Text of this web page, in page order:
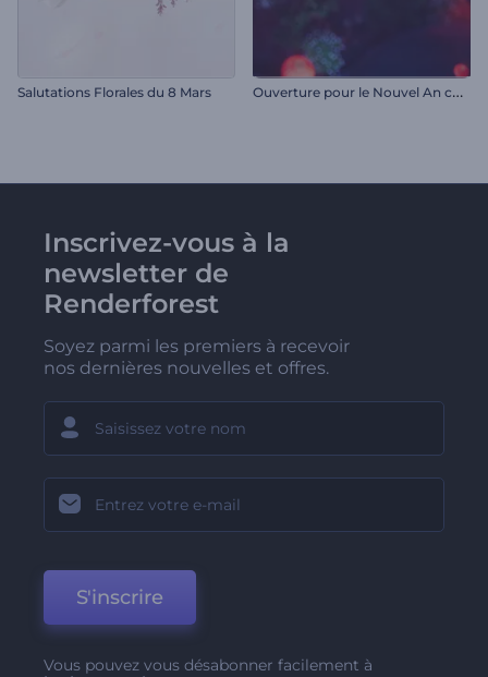
Salutations Florales du 8 Mars O
uverture pour le Nouvel An chinois
Inscrivez-vous à la
newsletter de
Renderforest
Soyez parmi les premiers à recevoir
nos dernières nouvelles et offres.
S'inscrire
Vous pouvez vous désabonner facilement à